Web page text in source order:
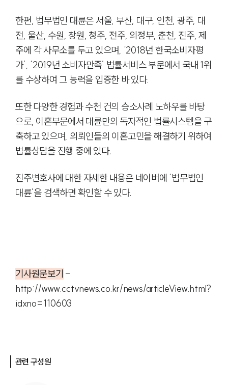
법률정보(법인)
법률정보(개인)
법률지식인
고객후기
업무그룹/센터
분야별
구성원 소개
변호사·전문가 추천
한편, 법무법인 대륜은 서울, 부산, 대구, 인천, 광주, 대
전, 울산, 수원, 창원, 청주, 전주, 의정부, 춘천, 진주, 제
주에 각 사무소를 두고 있으며, ‘2018년 한국소비자평
가’, ‘2019년 소비자만족’ 법률서비스 부문에서 국내 1위
를 수상하여 그 능력을 입증한 바 있다.
또한 다양한 경험과 수천 건의 승소사례 노하우를 바탕
으로, 이혼부문에서 대륜만의 독자적인 법률시스템을 구
축하고 있으며, 의뢰인들의 이혼고민을 해결하기 위하여
법률상담을 진행 중에 있다.
진주변호사에 대한 자세한 내용은 네이버에 ‘법무법인
대륜’을 검색하면 확인할 수 있다.
기사원문보기 -
http://www.cctvnews.co.kr/news/articleView.html?
idxno=110603
관련 구성원